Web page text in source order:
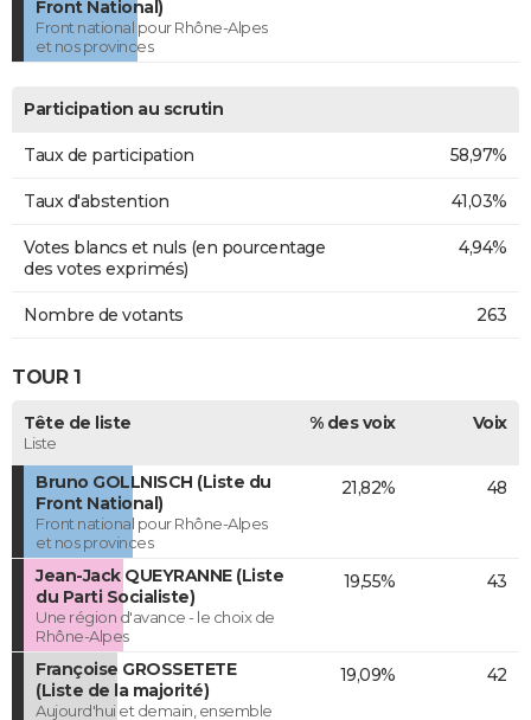
Front National)
Front national pour Rhône-Alpes
et nos provinces
Participation au scrutin
Taux de participation 58,97%
Taux d'abstention 41,03%
Votes blancs et nuls (en pourcentage
des votes exprimés)
4,94%
Nombre de votants 263
TOUR 1
Tête de liste
Liste
% des voix Voix
Bruno GOLLNISCH (Liste du
Front National)
Front national pour Rhône-Alpes
et nos provinces
21,82% 48
Jean-Jack QUEYRANNE (Liste
du Parti Socialiste)
Une région d'avance - le choix de
Rhône-Alpes
19,55% 43
Françoise GROSSETETE
(Liste de la majorité)
Aujourd'hui et demain, ensemble
19,09% 42